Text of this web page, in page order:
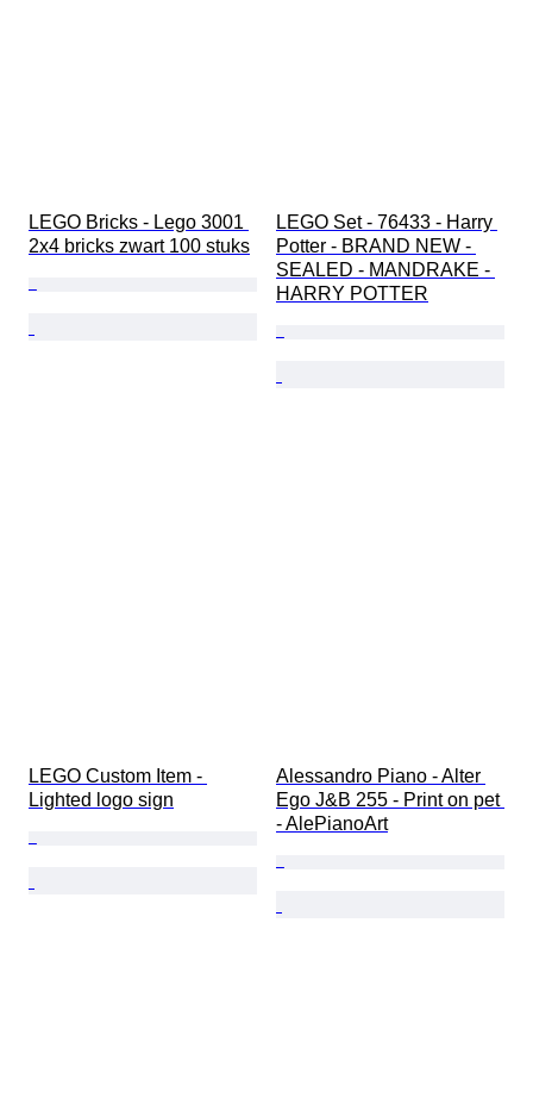
LEGO Bricks - Lego 3001
2x4 bricks zwart 100 stuks
LEGO Set - 76433 - Harry
Potter - BRAND NEW -
SEALED - MANDRAKE -
HARRY POTTER
LEGO Custom Item -
Lighted logo sign
Alessandro Piano - Alter
Ego J&B 255 - Print on pet
- AlePianoArt